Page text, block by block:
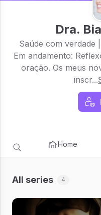
Dra.
Saúde com verdade
Em andamento:
oração. Os meus
inscr...
Home
All series 4